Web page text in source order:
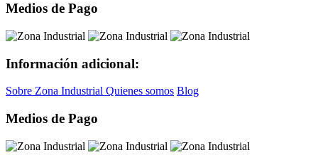
Medios de Pago
Información adicional:
Sobre Zona Industrial Quienes somos Blog
Medios de Pago